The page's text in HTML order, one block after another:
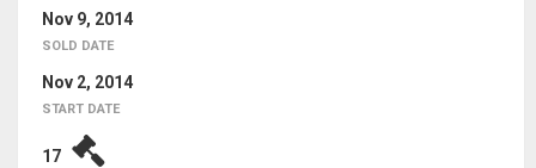
Nov 9, 2014
SOLD DATE
Nov 2, 2014
START DATE
17